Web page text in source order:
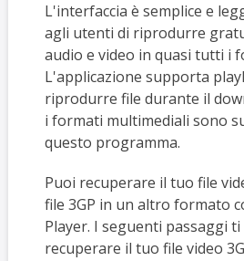
L'interfaccia è semplice e
agli utenti di riprodurre
audio e video in quasi tutti i
L'applicazione supporta
riprodurre file durante il
i formati multimediali sono
questo programma.
Puoi recuperare il tuo file
file 3GP in un altro formato
Player. I seguenti passaggi
recuperare il tuo file video